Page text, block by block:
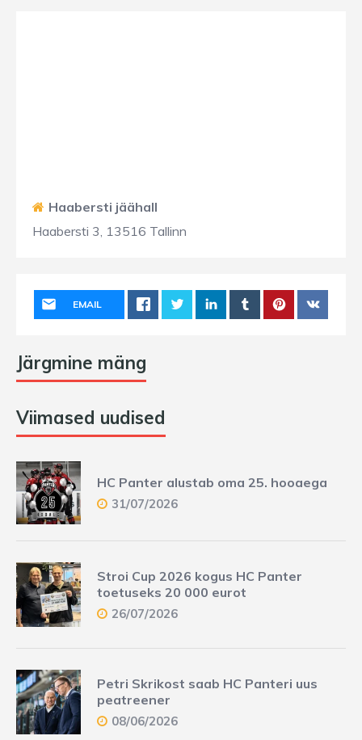
Haabersti jäähall
Haabersti 3, 13516 Tallinn
EMAIL
Järgmine mäng
Viimased uudised
HC Panter alustab oma 25. hooaega
31/07/2026
Stroi Cup 2026 kogus HC Panter
toetuseks 20 000 eurot
26/07/2026
Petri Skrikost saab HC Panteri uus
peatreener
08/06/2026